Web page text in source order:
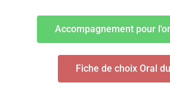
Accompagnement pour
Fiche de choix Oral